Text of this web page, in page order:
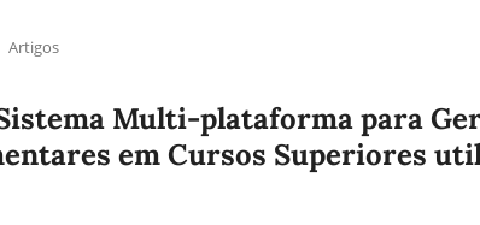
Artigos
Multi-plataforma para
em Cursos Superiores